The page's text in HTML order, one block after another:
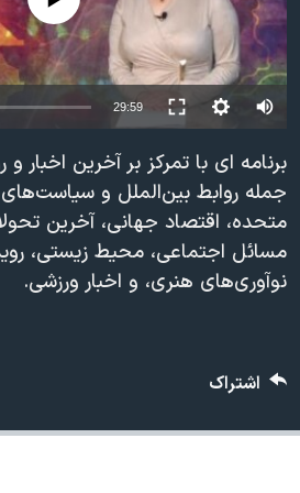
فرهنگ و زندگی
حقوق شهروندی
اقتصادی
اسرائیل در جنگ
گالری عکس
آرشیو پخش زنده
مستندها
انتخابات ریاست جمهوری آمریکا ۲۰۲۴
حمله جمهوری اسلامی به اسرائیل
ورزش زنان در ایران
اعتراضات زن، زندگی، آزادی
مجموعه مستندهای دادخواهی
تریبونال مردمی آبان ۹۸
چهل سال گروگان‌گیری
دنبال کنید
زبانهای مختلف
29:59
برنامه ای با تمرکز بر آخرین اخبار و
جمله روابط بین‌الملل و سیاست‌های
متحده، اقتصاد جهانی، آخرین
مسائل اجتماعی، محیط زیستی،
نوآوری‌های هنری، و اخبار ورزشی.
اشتراک